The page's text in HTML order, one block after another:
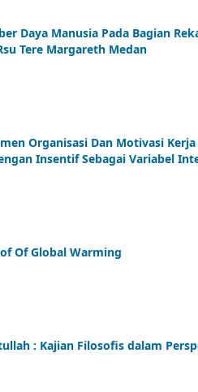
Daya Manusia Pada Bagian
Tere Margareth Medan
Organisasi Dan Motivasi
Insentif Sebagai Variabel
Of Global Warming
: Kajian Filosofis dalam